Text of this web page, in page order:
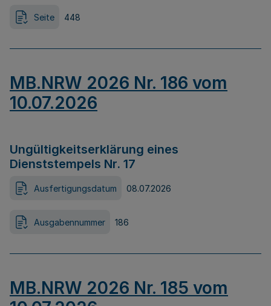
Seite 448
MB.NRW 2026 Nr. 186 vom
10.07.2026
Ungültigkeitserklärung eines
Dienststempels Nr. 17
Ausfertigungsdatum 08.07.2026
Ausgabennummer 186
MB.NRW 2026 Nr. 185 vom